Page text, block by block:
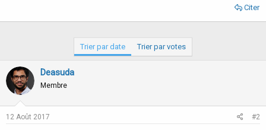
Citer
Trier par date Trier par votes
Deasuda
Membre
12 Août 2017 #2